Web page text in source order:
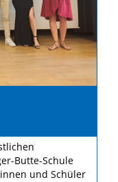
Butte-Schule
und Schüler